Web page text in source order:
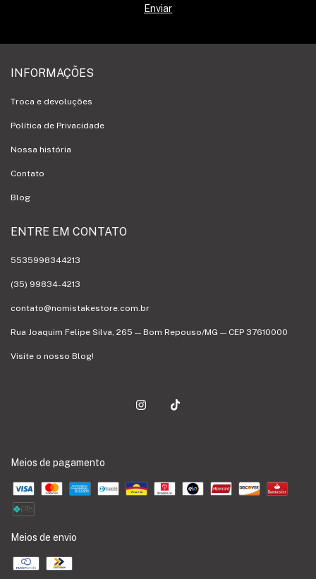
INFORMAÇÕES
Troca e devoluções
Política de Privacidade
Nossa história
Contato
Blog
ENTRE EM CONTATO
5535998344213
(35) 99834-4213
contato@nomistakestore.com.br
Rua Joaquim Felipe Silva, 265 — Bom Repouso/MG — CEP 37610000
Visite o nosso Blog!
Meios de pagamento
Meios de envio